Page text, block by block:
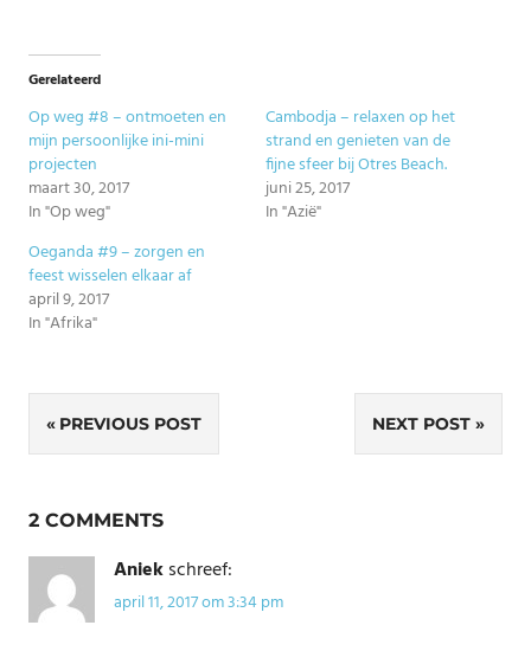
Gerelateerd
Op weg #8 – ontmoeten en
mijn persoonlijke ini-mini
projecten
maart 30, 2017
In "Op weg"
Cambodja – relaxen op het
strand en genieten van de
fijne sfeer bij Otres Beach.
juni 25, 2017
In "Azië"
Oeganda #9 – zorgen en
feest wisselen elkaar af
april 9, 2017
In "Afrika"
Bericht
navigatie
PREVIOUS POST NEXT POST
2 COMMENTS
Aniekschreef:
april 11, 2017 om 3:34 pm